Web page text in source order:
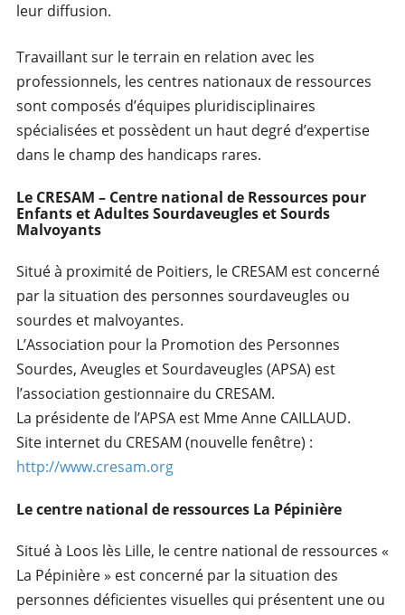
leur diffusion.
Travaillant sur le terrain en relation avec les
professionnels, les centres nationaux de ressources
sont composés d’équipes pluridisciplinaires
spécialisées et possèdent un haut degré d’expertise
dans le champ des handicaps rares.
Le CRESAM – Centre national de Ressources pour
Enfants et Adultes Sourdaveugles et Sourds
Malvoyants
Situé à proximité de Poitiers, le CRESAM est concerné
par la situation des personnes sourdaveugles ou
sourdes et malvoyantes.
L’Association pour la Promotion des Personnes
Sourdes, Aveugles et Sourdaveugles (APSA) est
l’association gestionnaire du CRESAM.
La présidente de l’APSA est Mme Anne CAILLAUD.
Site internet du CRESAM (nouvelle fenêtre) :
http://www.cresam.org
Le centre national de ressources La Pépinière
Situé à Loos lès Lille, le centre national de ressources «
La Pépinière » est concerné par la situation des
personnes déficientes visuelles qui présentent une ou